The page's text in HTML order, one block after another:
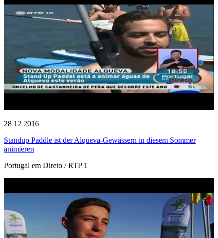
28 12 2016
Standup Paddle ist der Alqueva-Gewässern in diesem Sommer
animieren
Portugal em Direto / RTP 1